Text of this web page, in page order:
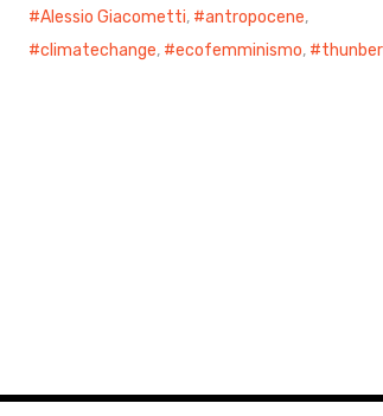
Alessio Giacometti, antropocene,
climatechange, ecofemminismo,